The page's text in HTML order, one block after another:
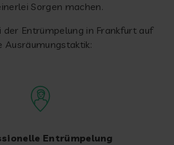
Sorgen machen.
der Entrümpelung in Frankfurt auf
Ausräumungstaktik:
Entrümpelung